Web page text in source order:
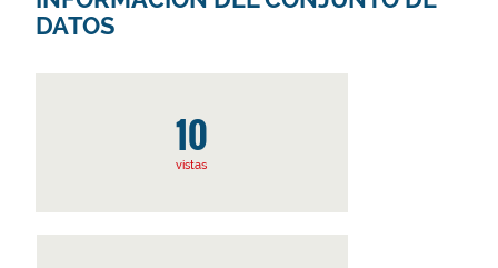
DATOS
10
vistas